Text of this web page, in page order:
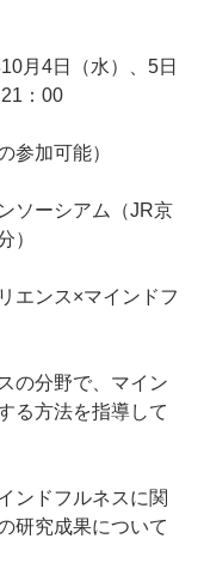
4日（水）、5日
：00
加可能）
ーシアム（JR京
）
ンス×マインドフ
野で、マイン
る方法を指導して
フルネスに関
研究成果について